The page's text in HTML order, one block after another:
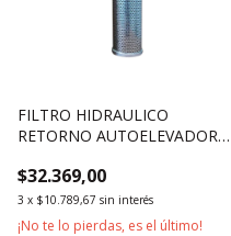
FILTRO HIDRAULICO
RETORNO AUTOELEVADOR
$32.369,00
3 x $10.789,67 sin interés
¡No te lo pierdas, es el último!